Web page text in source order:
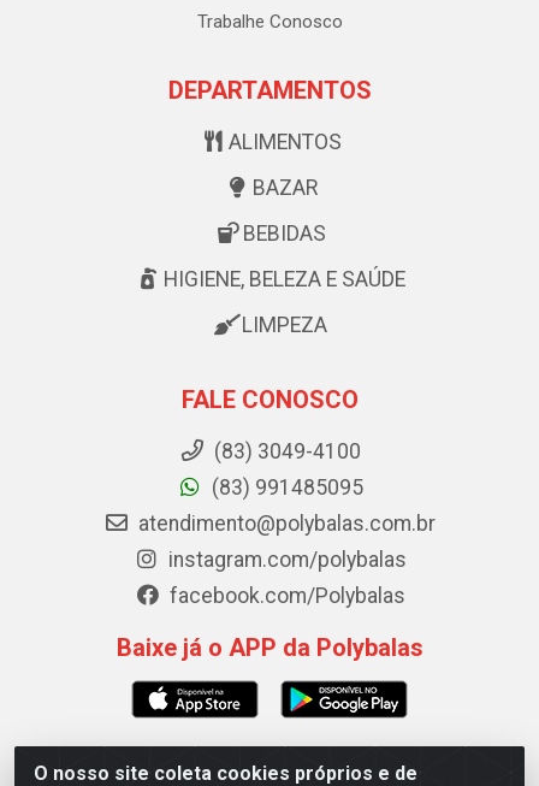
O nosso site coleta cookies próprios e de
Trabalhe Conosco
DEPARTAMENTOS
ALIMENTOS
BAZAR
BEBIDAS
HIGIENE, BELEZA E SAÚDE
LIMPEZA
FALE CONOSCO
(83) 3049-4100
(83) 991485095
atendimento@polybalas.com.br
instagram.com/polybalas
facebook.com/Polybalas
Baixe já o APP da Polybalas